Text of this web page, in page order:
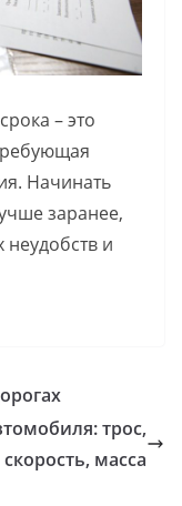
– это
Начинать
заранее,
и
трос,
скорость, масса